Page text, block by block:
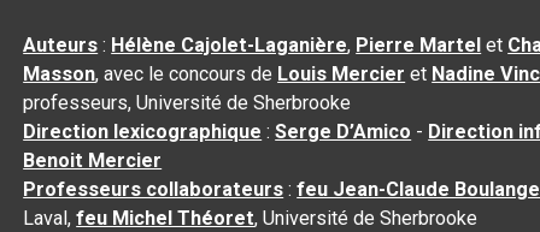
Auteurs : Hélène Cajolet-Laganière, Pierre Martel et
Masson, avec le concours de Louis Mercier et Nadine
professeurs, Université de Sherbrooke
Direction lexicographique :Serge D’Amico - Direction
Benoit Mercier
Professeurs collaborateurs :feu Jean-Claude
Laval,feu Michel Théoret, Université de Sherbrooke